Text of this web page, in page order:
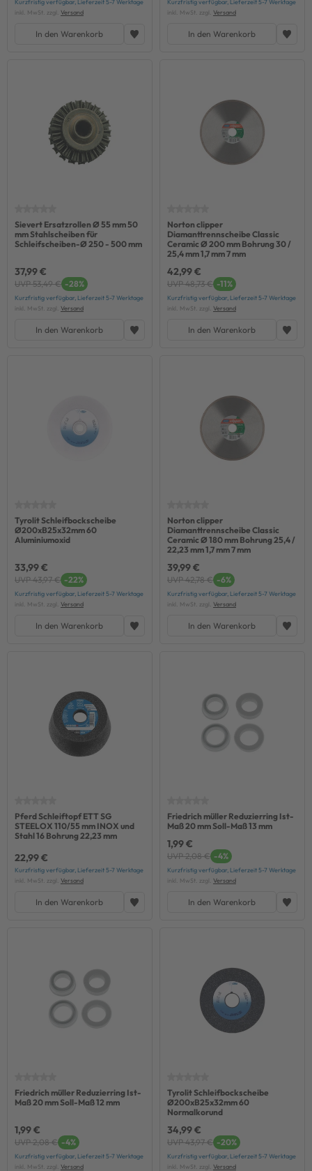
Kurzfristig verfügbar, Lieferzeit 5-7 Werktage
inkl. MwSt. zzgl. Versand
In den Warenkorb
Kurzfristig verfügbar, Lieferzeit 5-7 Werktage
inkl. MwSt. zzgl. Versand
In den Warenkorb
Sievert Ersatzrollen Ø 55 mm 50
mm Stahlscheiben für
Schleifscheiben-Ø 250 - 500 mm
37,99 €
UVP 53,49 € -28%
Kurzfristig verfügbar, Lieferzeit 5-7 Werktage
inkl. MwSt. zzgl. Versand
In den Warenkorb
Norton clipper
Diamanttrennscheibe Classic
Ceramic Ø 200 mm Bohrung 30 /
25,4 mm 1,7 mm 7 mm
42,99 €
UVP 48,73 € -11%
Kurzfristig verfügbar, Lieferzeit 5-7 Werktage
inkl. MwSt. zzgl. Versand
In den Warenkorb
Tyrolit Schleifbockscheibe
Ø200xB25x32mm 60
Aluminiumoxid
33,99 €
UVP 43,97 € -22%
Kurzfristig verfügbar, Lieferzeit 5-7 Werktage
inkl. MwSt. zzgl. Versand
In den Warenkorb
Norton clipper
Diamanttrennscheibe Classic
Ceramic Ø 180 mm Bohrung 25,4 /
22,23 mm 1,7 mm 7 mm
39,99 €
UVP 42,78 € -6%
Kurzfristig verfügbar, Lieferzeit 5-7 Werktage
inkl. MwSt. zzgl. Versand
In den Warenkorb
Pferd Schleiftopf ETT SG
STEELOX 110/55 mm INOX und
Stahl 16 Bohrung 22,23 mm
22,99 €
Kurzfristig verfügbar, Lieferzeit 5-7 Werktage
inkl. MwSt. zzgl. Versand
In den Warenkorb
Friedrich müller Reduzierring Ist-
Maß 20 mm Soll-Maß 13 mm
1,99 €
UVP 2,08 € -4%
Kurzfristig verfügbar, Lieferzeit 5-7 Werktage
inkl. MwSt. zzgl. Versand
In den Warenkorb
Friedrich müller Reduzierring Ist-
Maß 20 mm Soll-Maß 12 mm
1,99 €
UVP 2,08 € -4%
Kurzfristig verfügbar, Lieferzeit 5-7 Werktage
inkl. MwSt. zzgl. Versand
Tyrolit Schleifbockscheibe
Ø200xB25x32mm 60
Normalkorund
34,99 €
UVP 43,97 € -20%
Kurzfristig verfügbar, Lieferzeit 5-7 Werktage
inkl. MwSt. zzgl. Versand